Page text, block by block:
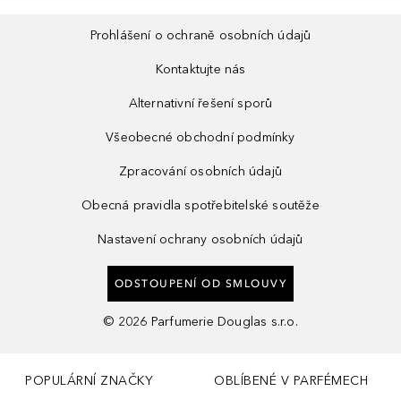
Prohlášení o ochraně osobních údajů
Kontaktujte nás
Alternativní řešení sporů
Všeobecné obchodní podmínky
Zpracování osobních údajů
Obecná pravidla spotřebitelské soutěže
Nastavení ochrany osobních údajů
ODSTOUPENÍ OD SMLOUVY
© 2026 Parfumerie Douglas s.r.o.
POPULÁRNÍ ZNAČKY OBLÍBENÉ V PARFÉMECH